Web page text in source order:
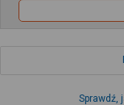
Sprawdź,